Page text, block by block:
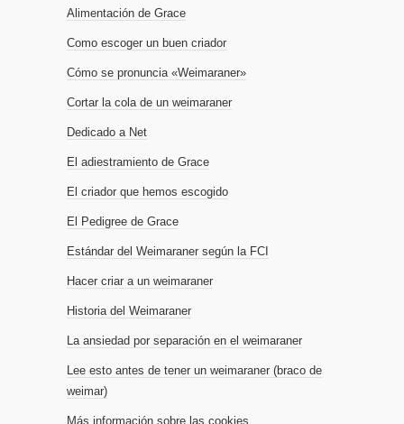
Alimentación de Grace
Como escoger un buen criador
Cómo se pronuncia «Weimaraner»
Cortar la cola de un weimaraner
Dedicado a Net
El adiestramiento de Grace
El criador que hemos escogido
El Pedigree de Grace
Estándar del Weimaraner según la FCI
Hacer criar a un weimaraner
Historia del Weimaraner
La ansiedad por separación en el weimaraner
Lee esto antes de tener un weimaraner (braco de
weimar)
Más información sobre las cookies